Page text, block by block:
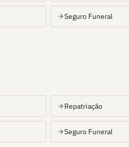
Seguro Funeral
Repatriação
Seguro Funeral